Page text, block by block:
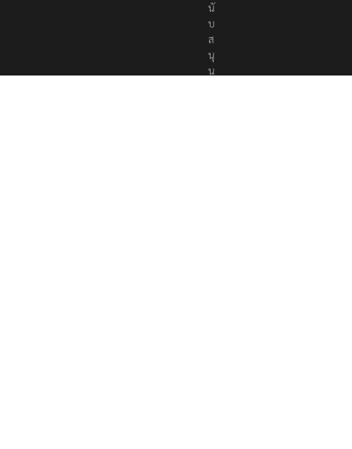
นั
บ
ส
นุ
น